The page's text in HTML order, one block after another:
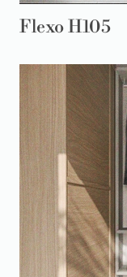
Flexo H105